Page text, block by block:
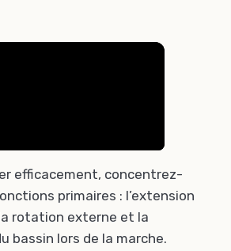
efficacement, concentrez-
primaires : l’extension
rotation externe et la
bassin lors de la marche.